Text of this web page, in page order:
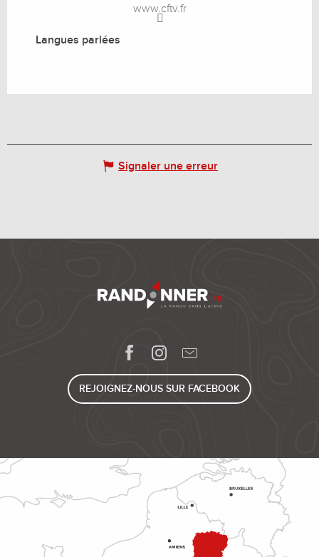
www.cftv.fr
Langues parlées
Langues parlées
Signaler une erreur
REJOIGNEZ-NOUS SUR FACEBOOK